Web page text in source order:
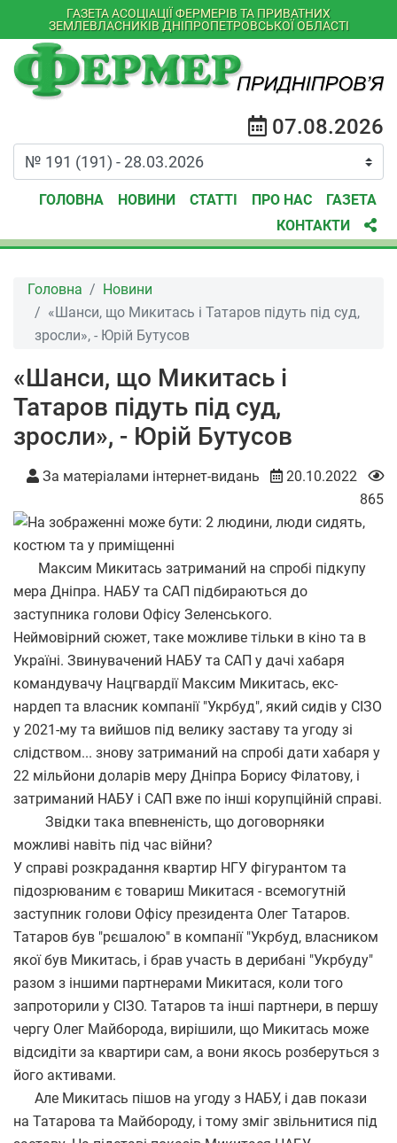
ГАЗЕТА АСОЦІАЦІЇ ФЕРМЕРІВ ТА ПРИВАТНИХ
ЗЕМЛЕВЛАСНИКІВ ДНІПРОПЕТРОВСЬКОЇ ОБЛАСТІ
07.08.2026
ГОЛОВНА НОВИНИ СТАТТІ ПРО НАС
ГАЗЕТА
КОНТАКТИ
Головна
Новини
«Шанси, що Микитась і Татаров підуть під суд,
зросли», - Юрій Бутусов
«Шанси, що Микитась і
Татаров підуть під суд,
зросли», - Юрій Бутусов
За матеріалами інтернет-видань
20.10.2022
865
Максим Микитась затриманий на спробі підкупу
мера Дніпра. НАБУ та САП підбираються до
заступника голови Офісу Зеленського.
Неймовірний сюжет, таке можливе тільки в кіно та в
Україні. Звинувачений НАБУ та САП у дачі хабаря
командувачу Нацгвардії Максим Микитась, екс-
нардеп та власник компанії "Укрбуд", який сидів у СІЗО
у 2021-му та вийшов під велику заставу та угоду зі
слідством... знову затриманий на спробі дати хабаря у
22 мільйони доларів меру Дніпра Борису Філатову, і
затриманий НАБУ і САП вже по інші корупційній справі.
Звідки така впевненість, що договорняки
можливі навіть під час війни?
У справі розкрадання квартир НГУ фігурантом та
підозрюваним є товариш Микитася - всемогутній
заступник голови Офісу президента Олег Татаров.
Татаров був "рєшалою" в компанії "Укрбуд, власником
якої був Микитась, і брав участь в дерибані "Укрбуду"
разом з іншими партнерами Микитася, коли того
запроторили у СІЗО. Татаров та інші партнери, в першу
чергу Олег Майборода, вирішили, що Микитась може
відсидіти за квартири сам, а вони якось розберуться з
його активами.
Але Микитась пішов на угоду з НАБУ, і дав покази
на Татарова та Майбороду, і тому зміг звільнитися під